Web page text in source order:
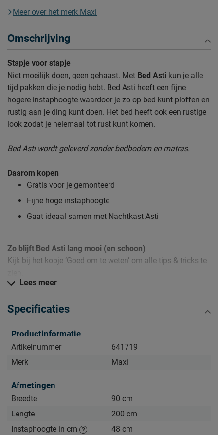
Meer over het merk Maxi
Omschrijving
Stapje voor stapje
Niet moeilijk doen, geen gehaast. Met Bed Asti kun je alle
tijd pakken die je nodig hebt. Bed Asti heeft een fijne
hogere instaphoogte waardoor je zo op bed kunt ploffen en
rustig aan je ding kunt doen. Het bed heeft ook een rustige
look zodat je helemaal tot rust kunt komen.
Bed Asti wordt geleverd zonder bedbodem en matras.
Daarom kopen
Gratis voor je gemonteerd
Fijne hoge instaphoogte
Gaat ideaal samen met Nachtkast Asti
Zo blijft Bed Asti lang mooi (en schoon)
Kijk bij het kopje ‘Goed om te weten’ om alle tips & tricks te
Lees meer
Specificaties
Productinformatie
Artikelnummer
641719
Merk
Maxi
Afmetingen
Breedte
90 cm
Lengte
200 cm
Instaphoogte in cm
48 cm